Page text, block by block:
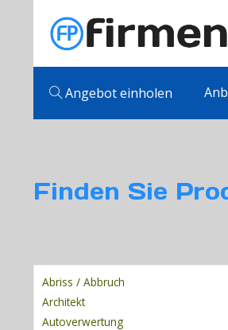
Angebot einholen
Finden Sie
Abriss / Abbruch
Architekt
Autoverwertung